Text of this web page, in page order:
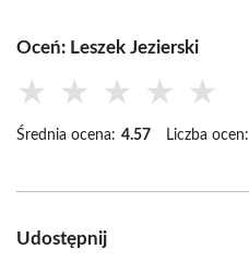
Oceń: Leszek Jezierski
★ ★ ★ ★ ★
Średnia ocena: 4.57 Liczba ocen:
Udostępnij